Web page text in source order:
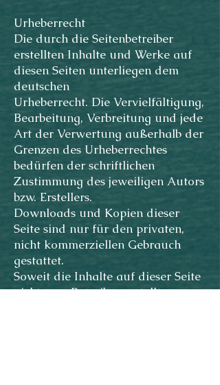
Urheberrecht
Die durch die Seitenbetreiber
erstellten Inhalte und Werke auf
diesen Seiten unterliegen dem
deutschen
Urheberrecht. Die Vervielfältigung,
Bearbeitung, Verbreitung und jede
Art der Verwertung außerhalb der
Grenzen des Urheberrechtes
bedürfen der schriftlichen
Zustimmung des jeweiligen Autors
bzw. Erstellers.
Downloads und Kopien dieser
Seite sind nur für den privaten,
nicht kommerziellen Gebrauch
gestattet.
Soweit die Inhalte auf dieser Seite
nicht vom Betreiber erstellt